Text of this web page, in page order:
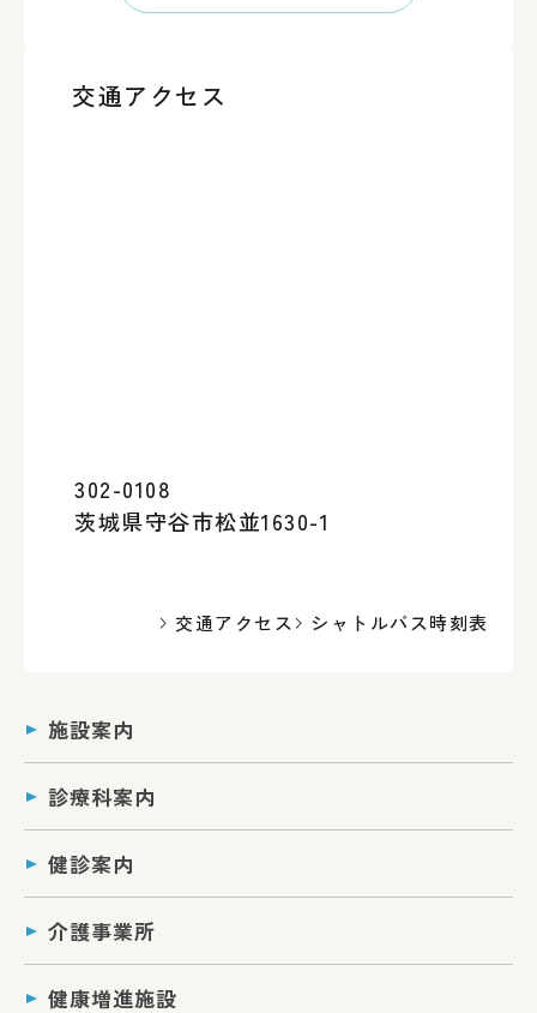
交通アクセス
302-0108
茨城県守谷市松並1630-1
交通アクセス シャトルバス時刻表
施設案内
診療科案内
健診案内
介護事業所
健康増進施設